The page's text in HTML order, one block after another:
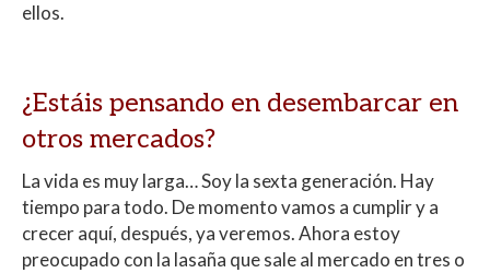
ellos.
¿Estáis pensando en desembarcar en
otros mercados?
La vida es muy larga… Soy la sexta generación. Hay
tiempo para todo. De momento vamos a cumplir y a
crecer aquí, después, ya veremos. Ahora estoy
preocupado con la lasaña que sale al mercado en tres o